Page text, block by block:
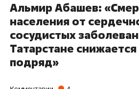
Альмир Абашев:
населения от
сосудистых
Татарстане
подряд»